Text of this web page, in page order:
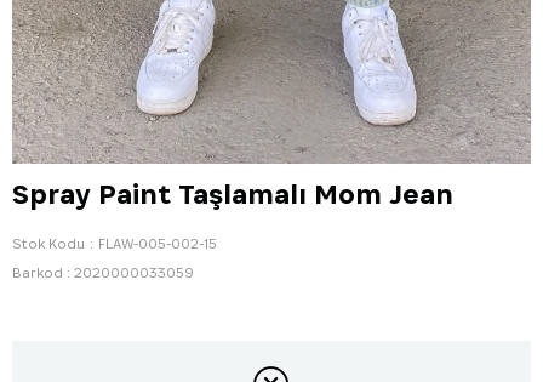
Spray Paint Taşlamalı Mom Jean
Stok Kodu
FLAW-005-002-15
Barkod : 2020000033059